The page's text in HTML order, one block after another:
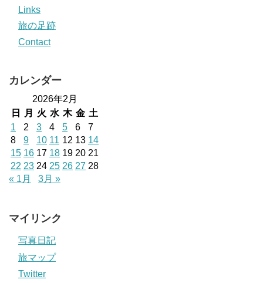
Links
旅の足跡
Contact
カレンダー
2026年2月
日
月 火 水 木 金 土
1
2 3 4 5 6
7
8
9 10 11 12 13 14
15 16 17 18 19 20 21
22 23 24 25 26 27 28
« 1月
3月 »
マイリンク
写真日記
旅マップ
Twitter